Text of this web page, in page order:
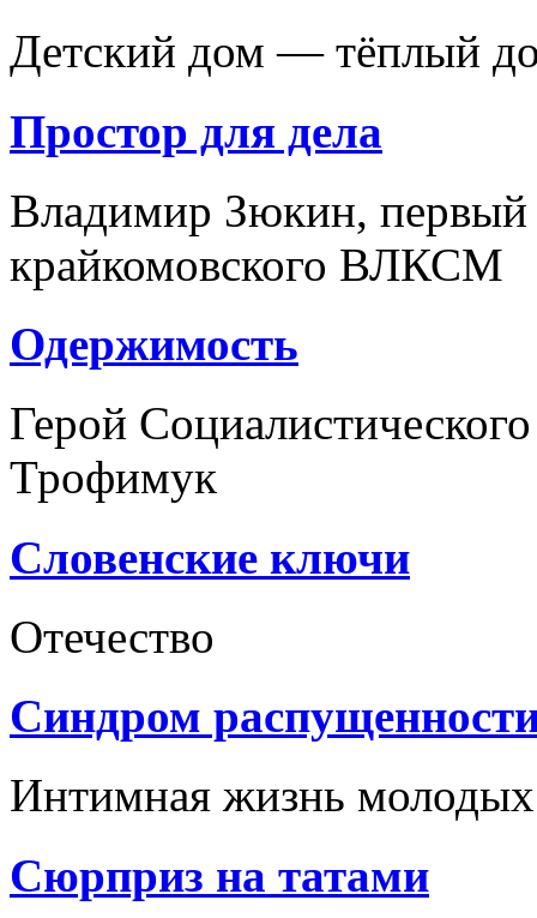
Детский дом — тёплый
Простор для дела
Владимир Зюкин, первый
крайкомовского ВЛКСМ
Одержимость
Герой
Трофимук
Словенские ключи
Отечество
Синдром
Интимная жизнь молодых
Сюрприз на татами